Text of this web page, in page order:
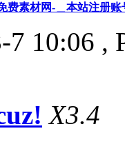
费素材网-＿本站注册账
7 10:06 ,
X3.4